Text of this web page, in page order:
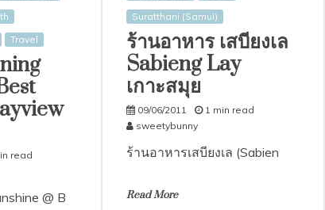
Travel
read
@ B
Suratthani (Samui)
ร้านอาหาร เสบียงเล
Sabieng Lay
เกาะสมุย
09/06/2011
1 min read
sweetybunny
ร้านอาหารเสบียงเล (Sabien
Read More